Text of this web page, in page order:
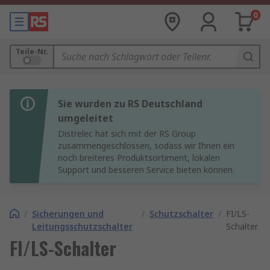
0
Teile-Nr.
Sie wurden zu RS Deutschland
umgeleitet
Distrelec hat sich mit der RS Group
zusammengeschlossen, sodass wir Ihnen ein
noch breiteres Produktsortiment, lokalen
Support und besseren Service bieten können.
/ Sicherungen und
Leitungsschutzschalter
/ Schutzschalter / FI/LS-
Schalter
FI/LS-Schalter